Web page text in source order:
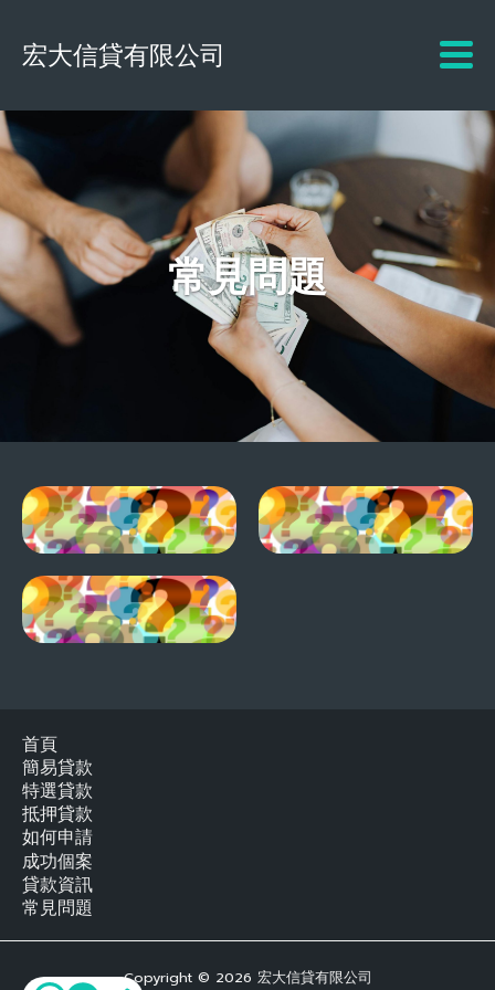
宏大信貸有限公司
常見問題
首頁
簡易貸款
特選貸款
抵押貸款
如何申請
成功個案
貸款資訊
常見問題
Copyright © 2026 宏大信貸有限公司